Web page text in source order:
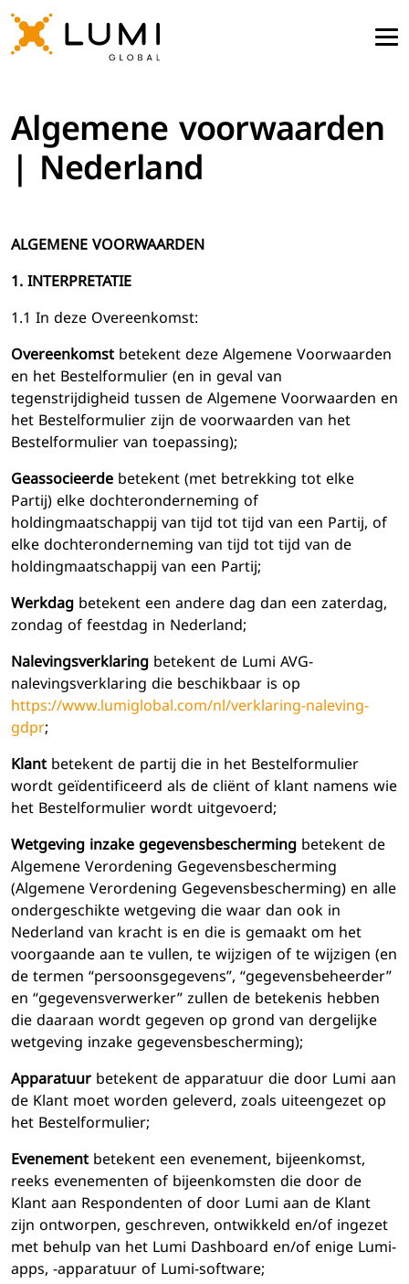
Algemene voorwaarden
| Nederland
ALGEMENE VOORWAARDEN
1. INTERPRETATIE
1.1 In deze Overeenkomst:
Overeenkomstbetekent deze Algemene Voorwaarden
en het Bestelformulier (en in geval van
tegenstrijdigheid tussen de Algemene Voorwaarden en
het Bestelformulier zijn de voorwaarden van het
Bestelformulier van toepassing);
Geassocieerdebetekent (met betrekking tot elke
Partij) elke dochteronderneming of
holdingmaatschappij van tijd tot tijd van een Partij, of
elke dochteronderneming van tijd tot tijd van de
holdingmaatschappij van een Partij;
Werkdagbetekent een andere dag dan een zaterdag,
zondag of feestdag in Nederland;
Nalevingsverklaringbetekent de Lumi AVG-
nalevingsverklaring die beschikbaar is op
https://www.lumiglobal.com/nl/verklaring-naleving-
gdpr;
Klantbetekent de partij die in het Bestelformulier
wordt geïdentificeerd als de cliënt of klant namens wie
het Bestelformulier wordt uitgevoerd;
Wetgeving inzake gegevensbeschermingbetekent de
Algemene Verordening Gegevensbescherming
(Algemene Verordening Gegevensbescherming) en alle
ondergeschikte wetgeving die waar dan ook in
Nederland van kracht is en die is gemaakt om het
voorgaande aan te vullen, te wijzigen of te wijzigen (en
de termen “persoonsgegevens”, “gegevensbeheerder”
en “gegevensverwerker” zullen de betekenis hebben
die daaraan wordt gegeven op grond van dergelijke
wetgeving inzake gegevensbescherming);
Apparatuurbetekent de apparatuur die door Lumi aan
de Klant moet worden geleverd, zoals uiteengezet op
het Bestelformulier;
Evenementbetekent een evenement, bijeenkomst,
reeks evenementen of bijeenkomsten die door de
Klant aan Respondenten of door Lumi aan de Klant
zijn ontworpen, geschreven, ontwikkeld en/of ingezet
met behulp van het Lumi Dashboard en/of enige Lumi-
apps, -apparatuur of Lumi-software;